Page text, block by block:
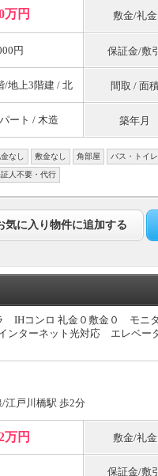
万円 敷金/礼金
円 保証金/敷引
/地上3階建 / 北 間取 / 面
ート / 木造 築年月
なし 敷金なし 角部屋 バス・トイレ
人不要・代行
気に入り物件に追加する
IHコンロ 礼金０敷金０ モニ
ターネット光対応 エレベー
江戸川橋駅 歩2分
万円 敷金/礼金
保証金/敷引